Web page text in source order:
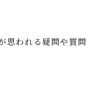
思われる疑問や質問